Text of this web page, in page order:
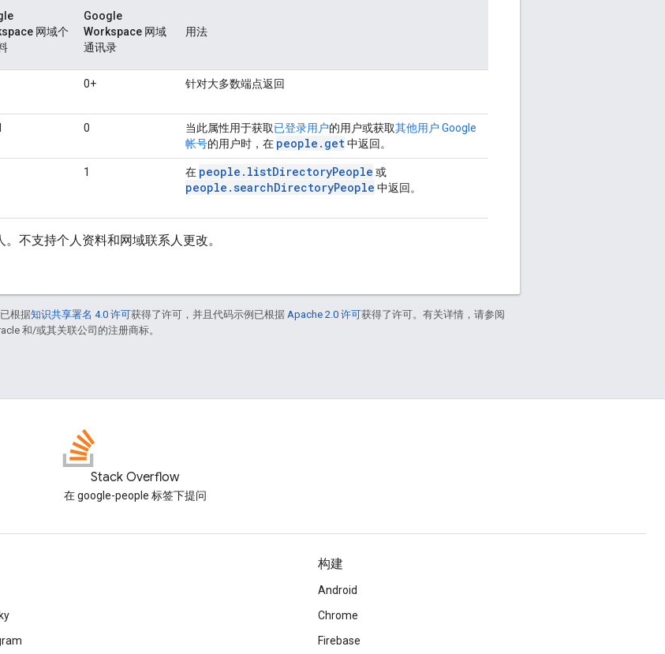
网域个
Google
Workspace 网域
通讯录
用法
0+ 针对大多数端点返回
0 当此属性用于获取已登录用户的用户或获取其他用户 Google
帐号的用户时，在 people.get中返回。
1 在 people.listDirectoryPeople 或
people.searchDirectoryPeople 中返回。
不支持个人资料和网域联系人更改。
根据知识共享署名 4.0 许可获得了许可，并且代码示例已根据 Apache 2.0 许可获得了许可。有关详情，请参阅
和/或其关联公司的注册商标。
Stack Overflow
在 google-people 标签下提问
构建
Android
Chrome
Firebase